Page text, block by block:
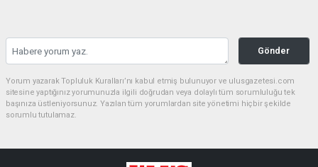
Gönder
Yorum yazarak Topluluk Kuralları’nı kabul etmiş bulunuyor ve ulusgazetesi.com
sitesine yaptığınız yorumunuzla ilgili doğrudan veya dolaylı tüm sorumluluğu tek
başınıza üstleniyorsunuz. Yazılan tüm yorumlardan site yönetimi hiçbir şekilde
sorumlu tutulamaz.